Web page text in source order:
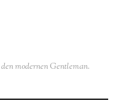
modernen Gentleman.